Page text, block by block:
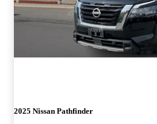
2025 Nissan Pathfinder